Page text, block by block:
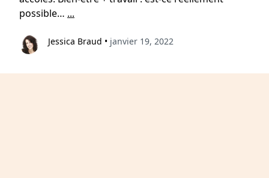
possible… ...
Jessica Braud • janvier 19, 2022